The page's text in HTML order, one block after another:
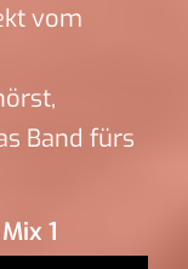
vom
Band fürs
1